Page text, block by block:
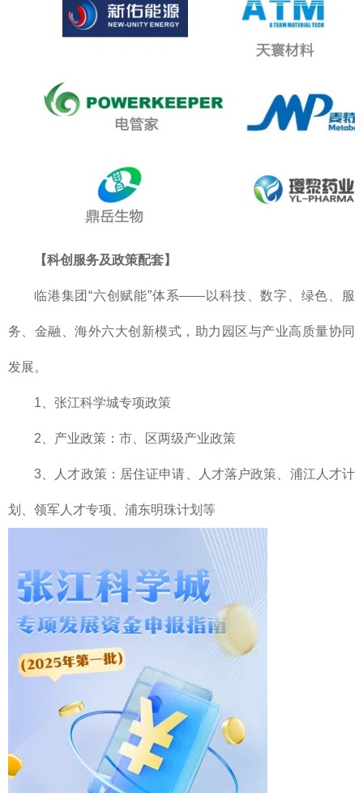
【科创服务及政策配套】
临港集团“六创赋能”体系——以科技、数字、绿色、服
务、金融、海外六大创新模式，助力园区与产业高质量协同
发展。
1、张江科学城专项政策
2、产业政策：市、区两级产业政策
3、人才政策：居住证申请、人才落户政策、浦江人才计
划、领军人才专项、浦东明珠计划等